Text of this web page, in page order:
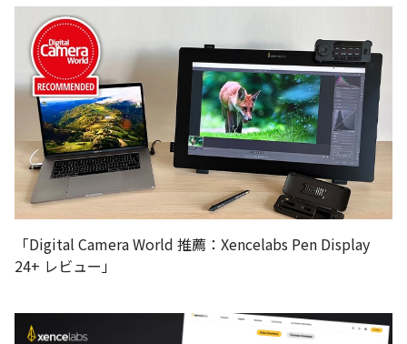
「Digital Camera World 推薦：Xencelabs Pen Display
24+ レビュー」